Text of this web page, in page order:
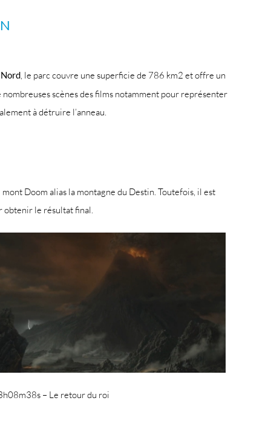
, le parc couvre une superficie de 786 km2 et offre un
nombreuses scènes des films notamment pour représenter
à détruire l’anneau.
Doom alias la montagne du Destin. Toutefois, il est
obtenir le résultat final.
– Le retour du roi